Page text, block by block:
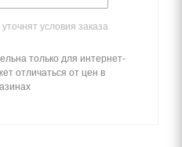
условия заказа
только для интернет-
отличаться от цен в